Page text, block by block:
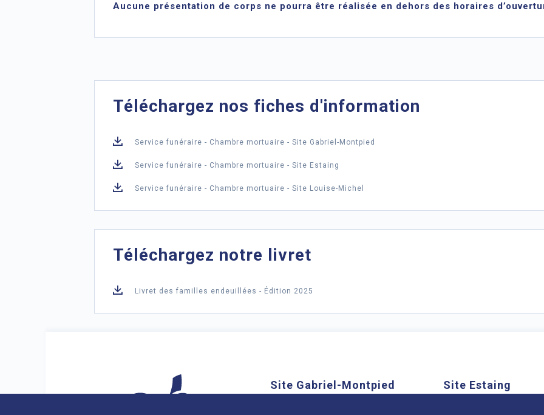
Aucune présentation de corps ne pourra être réalisée en dehors des horaires
Téléchargez nos fiches d'information
Service funéraire - Chambre mortuaire - Site Gabriel-Montpied
Service funéraire - Chambre mortuaire - Site Estaing
Service funéraire - Chambre mortuaire - Site Louise-Michel
Téléchargez notre livret
Livret des familles endeuillées - Édition 2025
Site Gabriel-Montpied Site Estaing
Cookies